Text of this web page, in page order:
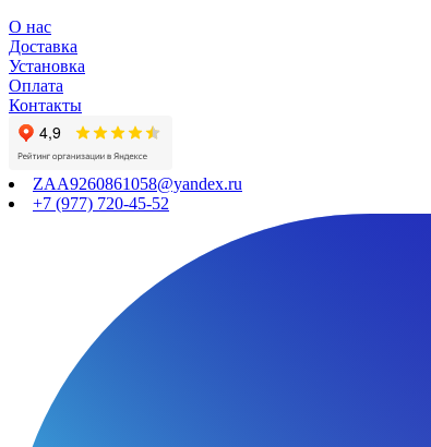
О нас
Доставка
Установка
Оплата
Контакты
ZAA9260861058@yandex.ru
+7 (977) 720-45-52